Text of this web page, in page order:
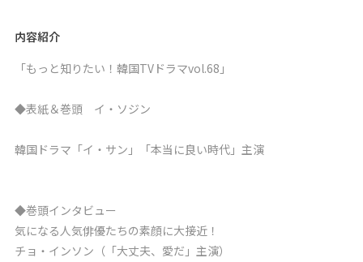
内容紹介
「もっと知りたい！韓国TVドラマvol.68」
◆表紙＆巻頭 イ・ソジン
韓国ドラマ「イ・サン」「本当に良い時代」主演
◆巻頭インタビュー
気になる人気俳優たちの素顔に大接近！
チョ・インソン（「大丈夫、愛だ」主演）